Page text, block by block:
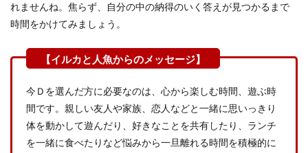
れませんね。焦らず、自分の中の納得のいく答えが見つかるまで
時間をかけてみましょう。
今Ｄを選んだ方に必要なのは、心から楽しむ時間、遊ぶ時
間です。親しい友人や家族、恋人などと一緒に思いっきり
体を動かして遊んだり、好きなことを共有したり、ランチ
を一緒に食べたりなど悩みから一旦離れる時間を積極的に